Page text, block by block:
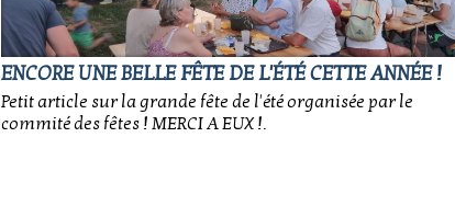
ENCORE UNE BELLE FÊTE DE L'ÉTÉ CETTE ANNÉE !
Petit article sur la grande fête de l'été organisée par le
commité des fêtes ! MERCI A EUX !.